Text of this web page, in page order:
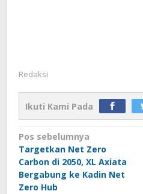
Redaksi
Ikuti Kami Pada
Navigasi
pos
Pos sebelumnya
Targetkan Net Zero
Carbon di 2050, XL Axiata
Bergabung ke Kadin Net
Zero Hub